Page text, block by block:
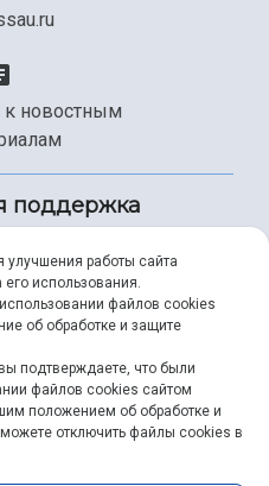
к новостным
поддержка
49-99
работы сайта
его использования.
файлов cookies
об обработке и защите
подтверждаете, что были
файлов cookies сайтом
положением об обработке и
отключить файлы cookies в